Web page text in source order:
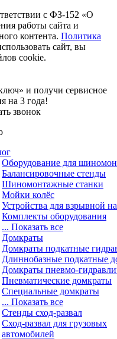
с ФЗ-152 «О
работы сайта и
контента. Политика
сайт, вы
cookie.
и получи сервисное
на 3 года!
звонок
Оборудование для
Балансировочные стенды
Шиномонтажные станки
Мойки колёс
Устройства для взрывной
Комплекты оборудования
... Показать все
Домкраты
Домкраты подкатные
Длиннобазные подкатные
Домкраты пневмо-
Пневматические домкраты
Специальные домкраты
... Показать все
Стенды сход-развал
Сход-развал для грузовых
автомобилей